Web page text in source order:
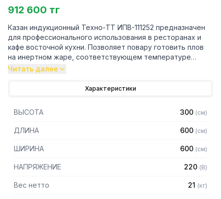
912 600 тг
Казан индукционный Техно-ТТ ИПВ-111252 предназначен
для профессионального использования в ресторанах и
кафе восточной кухни. Позволяет повару готовить плов
на инертном жаре, соответствующем температуре
приготовления блюда в традиционных условиях.
– Поставляется в собранном виде
Читать далее
Характеристики
ВЫСОТА 300 (см)
ДЛИНА 600 (см)
ШИРИНА 600 (см)
НАПРЯЖЕНИЕ 220 (В)
Вес нетто 21 (кг)